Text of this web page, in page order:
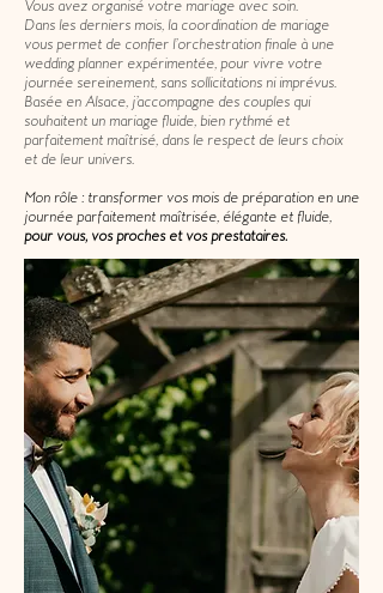
Vous avez organisé votre mariage avec soin.
Dans les derniers mois, la coordination de mariage
vous permet de confier l’orchestration finale à une
wedding planner expérimentée, pour vivre votre
journée sereinement, sans sollicitations ni imprévus.
Basée en Alsace, j’accompagne des couples qui
souhaitent un mariage fluide, bien rythmé et
parfaitement maîtrisé, dans le respect de leurs choix
et de leur univers.
Mon rôle : transformer vos mois de préparation en une
journée parfaitement maîtrisée, élégante et fluide,
pour vous, vos proches et vos prestataires.